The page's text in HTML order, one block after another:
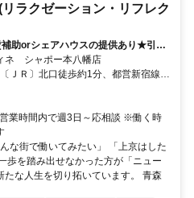
ラクゼーション・リフレク
助orシェアハウスの提供あり★引越
♪
ネ シャポー本八幡店
ＪＲ〕北口徒歩約1分、都営新宿線
、京成本線 京成八幡出口3徒歩約5
業時間内で週3日～応相談 ※働く時
な街で働いてみたい」 「上京はした
歩を踏み出せなかった方が「ニュー
な人生を切り拓いています。 青森